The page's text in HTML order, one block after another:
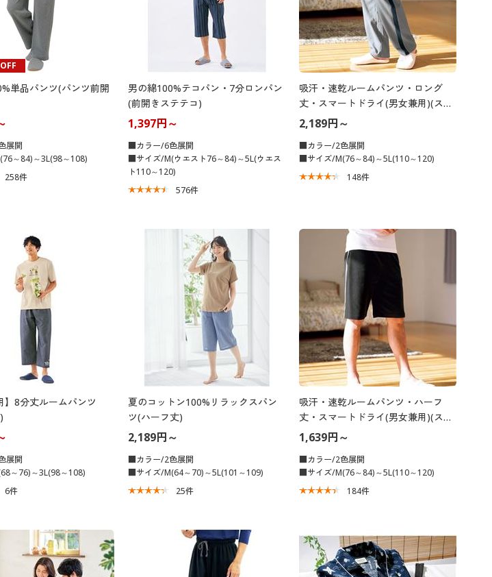
単品パンツ(パンツ前開
展開
～84)～3L(98～108)
258件
男の綿100%テコパン・7分ロンパン
(前開きステテコ)
1,397円～
■カラー/6色展開
■サイズ/M(ウエスト76～84)～5L(ウエス
ト110～120)
576件
吸汗・速乾ルームパンツ・ロング
丈・スマートドライ(男女兼用)(スマ
ートドライ+Cool®)
2,189円～
■カラー/2色展開
■サイズ/M(76～84)～5L(110～120)
148件
】8分丈ルームパンツ
展開
～76)～3L(98～108)
6件
夏のコットン100%リラックスパン
ツ(ハーフ丈)
2,189円～
■カラー/2色展開
■サイズ/M(64～70)～5L(101～109)
25件
吸汗・速乾ルームパンツ・ハーフ
丈・スマートドライ(男女兼用)(スマ
ートドライ+Cool®)
1,639円～
■カラー/2色展開
■サイズ/M(76～84)～5L(110～120)
184件